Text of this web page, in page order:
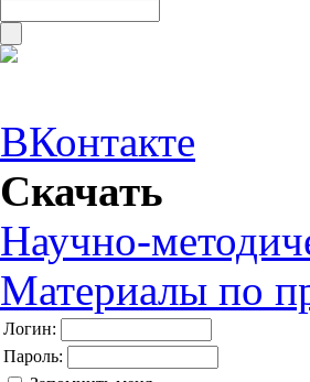
ВКонтакте
Скачать
Научно-
Материалы по
Логин:
Пароль: